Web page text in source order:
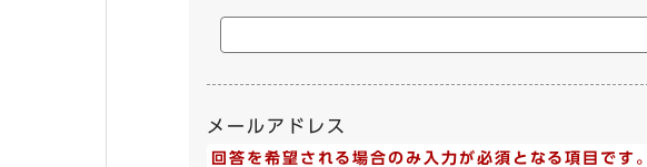
メールアドレス
回答を希望される場合のみ入力が必須となる項目です。